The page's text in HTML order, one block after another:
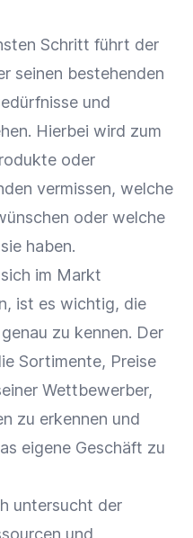
Schritt führt der
seinen bestehenden
und
Hierbei wird zum
oder
vermissen, welche
oder welche
haben.
im Markt
ist es wichtig, die
zu kennen. Der
Sortimente, Preise
Wettbewerber,
zu erkennen und
eigene Geschäft zu
untersucht der
und